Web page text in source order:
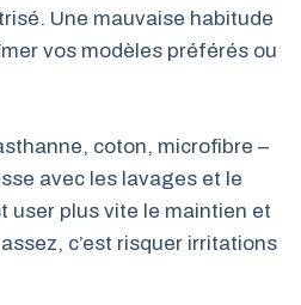
Une mauvaise habitude
vos modèles préférés ou
coton, microfibre –
avec les lavages et le
user plus vite le maintien et
c’est risquer irritations